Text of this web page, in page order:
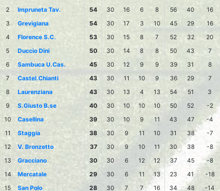
2
Impruneta Tav. 54 30 16 6 8 56 40
16
3
Grevigiana 54 30 17 3 10 45 29
16
4
Florence S.C. 53 30 15 8 7 52 32
20
5
Duccio Dini 50 30 14 8 8 50 43
7
6
Sambuca U.Cas. 45 30 12 9 9 39 31
8
7
Castel.Chianti 43 30 11 10 9 36 29
7
8
Laurenziana 43 30 13 4 13 54 51
3
9
S.Giusto B.se 40 30 10 10 10 50 52
-2
10
Casellina 39 30 10 9 11 43 47
-4
11
Staggia 38 30 9 11 10 31 38
-7
12
V. Bronzetto 37 30 9 10 11 30 38
-8
13
Gracciano 30 30 6 12 12 37 45
-8
14
Mercatale 29 30 6 11 13 23 41
-18
15
San Polo 28 30 7 7 16 34 48 -14